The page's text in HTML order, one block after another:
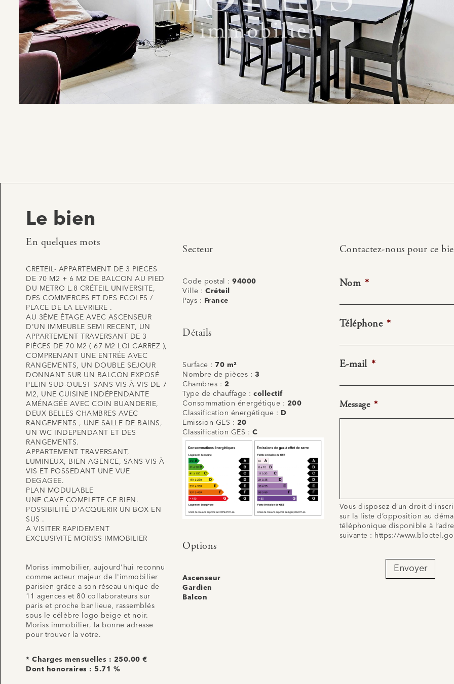
Le bien
En quelques mots
CRETEIL- APPARTEMENT DE 3 PIECES
DE 70 M2 + 6 M2 DE BALCON AU PIED
DU METRO L.8 CRÉTEIL UNIVERSITE,
DES COMMERCES ET DES ECOLES /
PLACE DE LA LEVRIERE .
AU 3ÈME ÉTAGE AVEC ASCENSEUR
D'UN IMMEUBLE SEMI RECENT, UN
APPARTEMENT TRAVERSANT DE 3
PIÈCES DE 70 M2 ( 67 M2 LOI CARREZ ),
COMPRENANT UNE ENTRÉE AVEC
RANGEMENTS, UN DOUBLE SEJOUR
DONNANT SUR UN BALCON EXPOSÉ
PLEIN SUD-OUEST SANS VIS-À-VIS DE 7
M2, UNE CUISINE INDÉPENDANTE
AMÉNAGÉE AVEC COIN BUANDERIE,
DEUX BELLES CHAMBRES AVEC
RANGEMENTS , UNE SALLE DE BAINS,
UN WC INDEPENDANT ET DES
RANGEMENTS.
APPARTEMENT TRAVERSANT,
LUMINEUX, BIEN AGENCE, SANS-VIS-À-
VIS ET POSSEDANT UNE VUE
DEGAGEE.
PLAN MODULABLE
UNE CAVE COMPLETE CE BIEN.
POSSIBILITÉ D'ACQUERIR UN BOX EN
SUS .
A VISITER RAPIDEMENT
EXCLUSIVITE MORISS IMMOBILIER
Moriss immobilier, aujourd'hui reconnu
comme acteur majeur de l'immobilier
parisien grâce a son réseau unique de
11 agences et 80 collaborateurs sur
paris et proche banlieue, rassemblés
sous le célèbre logo beige et noir.
Moriss immobilier, la bonne adresse
pour trouver la votre.
* Charges mensuelles : 250.00 €
Dont honoraires : 5.71 %
Secteur
Code postal :94000
Ville :Créteil
Pays :
France
Détails
Surface : 70 m²
Nombre de pièces : 3
Chambres : 2
Type de chauffage :collectif
Consommation énergétique : 200
Classification énergétique :
D
Emission GES : 20
Classification GES : C
Options
Ascenseur
Gardien
Balcon
Contactez-nous pour ce
Nom *
Téléphone *
E-mail *
Message *
Vous disposez d’un droit
sur la liste d’opposition au
téléphonique disponible à
suivante : https://
Envoyer